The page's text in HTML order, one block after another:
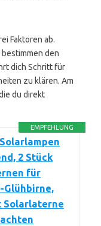
Faktoren ab.
den
dich Schritt für
zu klären. Am
du direkt
EMPFEHLUNG
2 Stück
für
Glühbirne,
Solarlaterne